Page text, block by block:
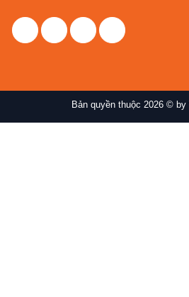
Bản quyền thuộc 2026 © by